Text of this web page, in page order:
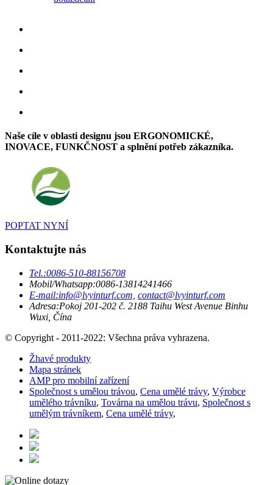
Naše cíle v oblasti designu jsou ERGONOMICKÉ,
INOVACE, FUNKČNOST a splnění potřeb zákazníka.
POPTAT NYNÍ
Kontaktujte nás
Tel.:0086-510-88156708
Mobil/Whatsapp:0086-13814241466
E-mail:info@lvyinturf.com, contact@lvyinturf.com
Adresa:Pokoj 201-202 č. 2188 Taihu West Avenue Binhu
Wuxi, Čína
© Copyright - 2011-2022: Všechna práva vyhrazena.
Žhavé produkty
Mapa stránek
AMP pro mobilní zařízení
Společnost s umělou trávou, Cena umělé trávy, Výrobce
umělého trávníku, Továrna na umělou trávu, Společnost s
umělým trávníkem, Cena umělé trávy,